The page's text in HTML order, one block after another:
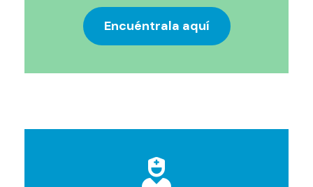
Encuéntrala aquí